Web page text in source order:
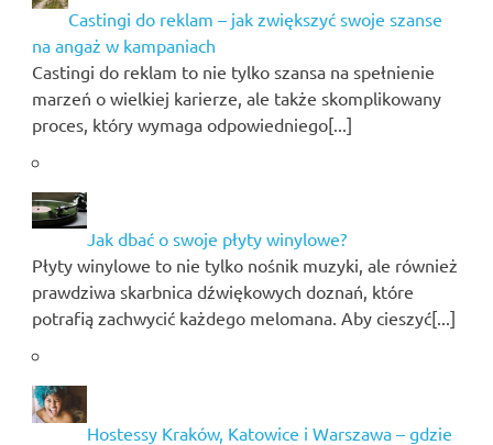
Castingi do reklam – jak zwiększyć swoje szanse
na angaż w kampaniach
Castingi do reklam to nie tylko szansa na spełnienie
marzeń o wielkiej karierze, ale także skomplikowany
proces, który wymaga odpowiedniego[...]
Jak dbać o swoje płyty winylowe?
Płyty winylowe to nie tylko nośnik muzyki, ale również
prawdziwa skarbnica dźwiękowych doznań, które
potrafią zachwycić każdego melomana. Aby cieszyć[...]
Hostessy Kraków, Katowice i Warszawa – gdzie